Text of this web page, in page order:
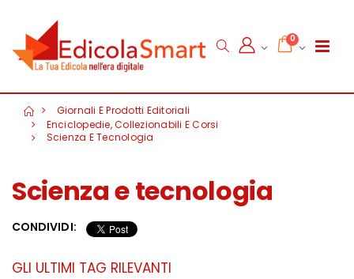
0
Giornali E Prodotti Editoriali
Enciclopedie, Collezionabili E Corsi
Scienza E Tecnologia
Scienza e tecnologia
CONDIVIDI:
GLI ULTIMI TAG RILEVANTI